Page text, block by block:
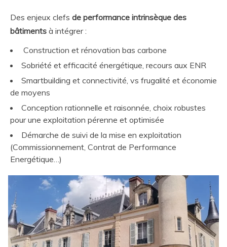
Des enjeux clefs de performance intrinsèque des
bâtiments à intégrer :
Construction et rénovation bas carbone
Sobriété et efficacité énergétique, recours aux ENR
Smartbuilding et connectivité, vs frugalité et économie
de moyens
Conception rationnelle et raisonnée, choix robustes
pour une exploitation pérenne et optimisée
Démarche de suivi de la mise en exploitation
(Commissionnement, Contrat de Performance
Energétique…)